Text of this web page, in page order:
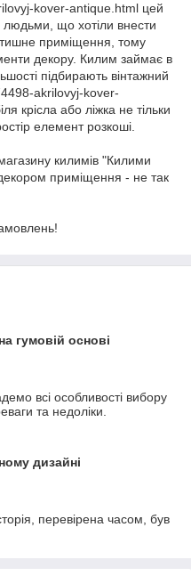
kover-antique.html цей
що хотіли внести
приміщення, тому
декору. Килим займає в
підбирають вінтажний
akrilovyj-kover-
крісла або ліжка не тільки
елемент розкоші.
килимів "Килими
приміщення - не так
гумовій основі
всі особливості вибору
та недоліки.
дизайні
перевірена часом, був